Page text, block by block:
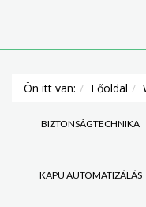
Ön itt van: Főoldal
BIZTONSÁGTECHNIKA
KAPU AUTOMATIZÁLÁS